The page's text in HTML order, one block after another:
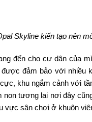
Skyline kiến tạo nên
đến cho cư dân của
đảm bảo với nhiều
khu ngắm cảnh với
non tương lai nơi đây
vực sân chơi ở khuôn